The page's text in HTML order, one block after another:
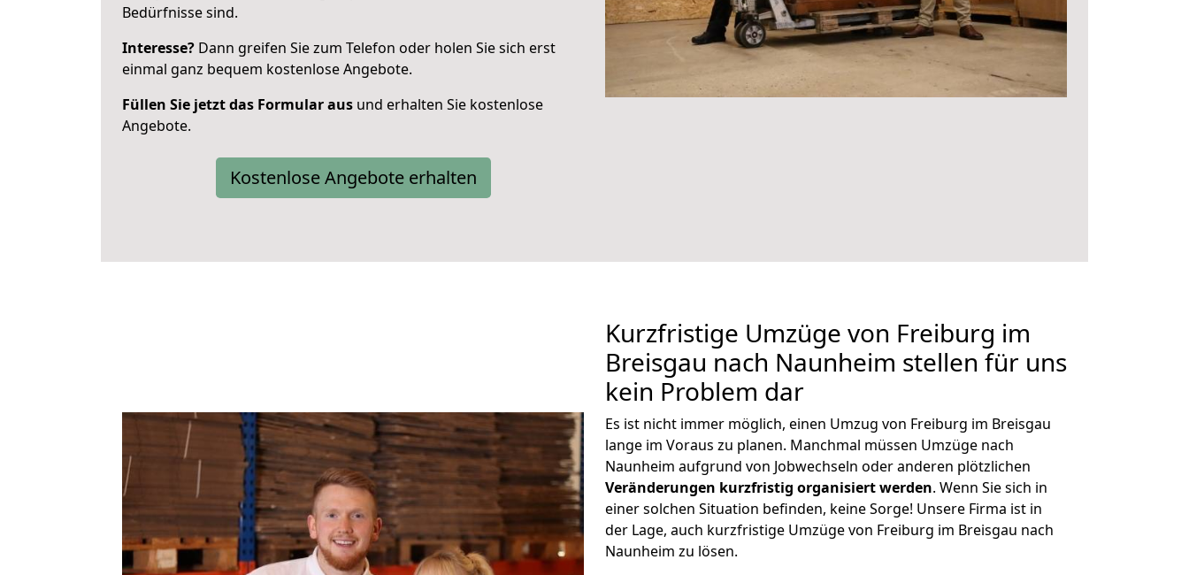
Bedürfnisse sind.
Interesse? Dann greifen Sie zum Telefon oder holen Sie sich erst
einmal ganz bequem kostenlose Angebote.
Füllen Sie jetzt das Formular aus und erhalten Sie kostenlose
Angebote.
Kostenlose Angebote erhalten
Kurzfristige Umzüge von Freiburg im
Breisgau nach Naunheim stellen für uns
kein Problem dar
Es ist nicht immer möglich, einen Umzug von Freiburg im Breisgau
lange im Voraus zu planen. Manchmal müssen Umzüge nach
Naunheim aufgrund von Jobwechseln oder anderen plötzlichen
Veränderungen kurzfristig organisiert werden. Wenn Sie sich in
einer solchen Situation befinden, keine Sorge! Unsere Firma ist in
der Lage, auch kurzfristige Umzüge von Freiburg im Breisgau nach
Naunheim zu lösen.